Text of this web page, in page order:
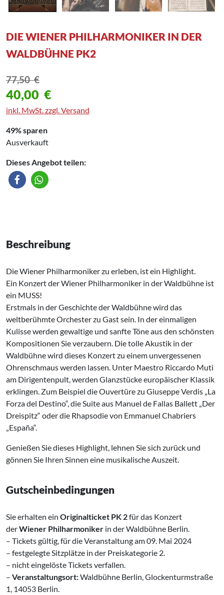
DIE WIENER PHILHARMONIKER IN DER
WALDBÜHNE PK2
77,50€
40,00 €
inkl. MwSt. zzgl. Versand
49% sparen
Ausverkauft
Dieses Angebot teilen:
Beschreibung
Die Wiener Philharmoniker zu erleben, ist ein Highlight.
Ein Konzert der Wiener Philharmoniker in der Waldbühne ist
ein MUSS!
Erstmals in der Geschichte der Waldbühne wird das
weltberühmte Orchester zu Gast sein. In der einmaligen
Kulisse werden gewaltige und sanfte Töne aus den schönsten
Kompositionen Sie verzaubern. Die tolle Akustik in der
Waldbühne wird dieses Konzert zu einem unvergessenen
Ohrenschmaus werden lassen. Unter Maestro Riccardo Muti
am Dirigentenpult, werden Glanzstücke europäischer Klassik
erklingen. Zum Beispiel die Ouvertüre zu Giuseppe Verdis „La
Forza del Destino“, die Suite aus Manuel de Fallas Ballett „Der
Dreispitz“ oder die Rhapsodie von Emmanuel Chabriers
„España“.
Genießen Sie dieses Highlight, lehnen Sie sich zurück und
gönnen Sie Ihren Sinnen eine musikalische Auszeit.
Gutscheinbedingungen
Sie erhalten ein Originalticket PK 2für das Konzert
derWiener Philharmoniker in der Waldbühne Berlin.
– Tickets gültig, für die Veranstaltung am 09. Mai 2024
– festgelegte Sitzplätze in der Preiskategorie 2.
– nicht eingelöste Tickets verfallen.
– Veranstaltungsort:Waldbühne Berlin, Glockenturmstraße
1, 14053 Berlin.